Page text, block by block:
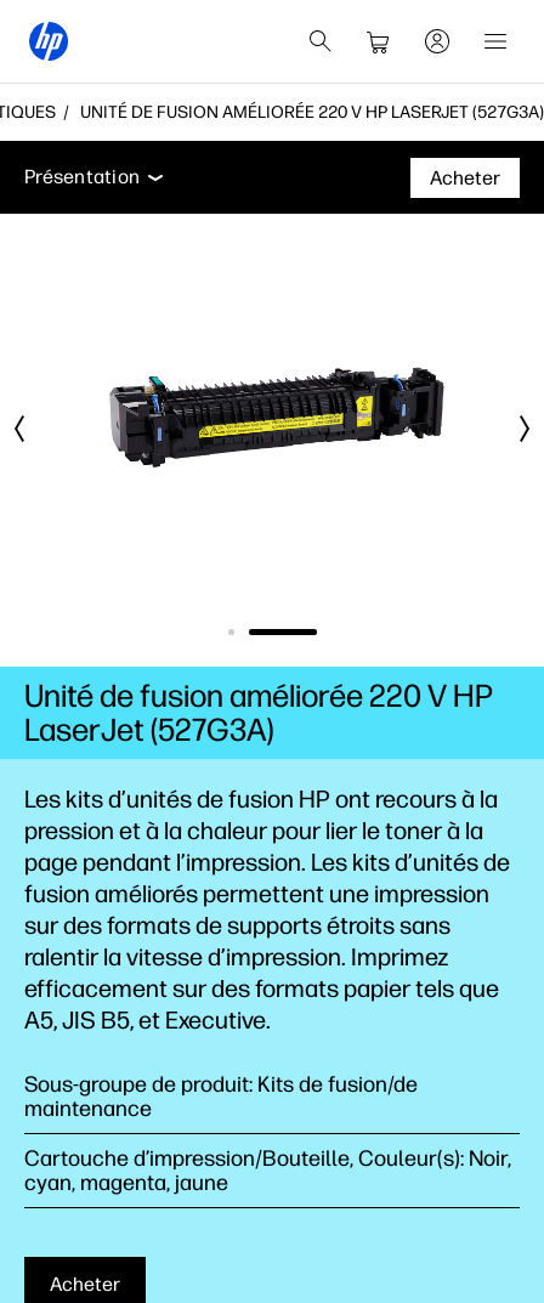
UNITÉ DE FUSION AMÉLIORÉE 220 V HP LASERJET (527G3A)
Présentation
Assistance
Présentation
Acheter
Les kits d’unités de fusion HP ont recours à la
pression et à la chaleur pour lier le toner à la
page pendant l’impression. Les kits d’unités de
fusion améliorés permettent une impression
sur des formats de supports étroits sans
ralentir la vitesse d’impression. Imprimez
efficacement sur des formats papier tels que
A5, JIS B5, et Executive.
Sous-groupe de produit: Kits de fusion/de
maintenance
Cartouche d’impression/Bouteille, Couleur(s): Noir,
cyan, magenta, jaune
Acheter
Unité de fusion améliorée 220 V HP
LaserJet (527G3A)